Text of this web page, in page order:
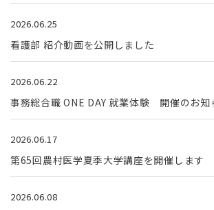
2026.06.25
看護部 紹介動画を公開しました
2026.06.22
事務総合職 ONE DAY 就業体験 開催のお知
2026.06.17
第65回農村医学夏季大学講座を開催します
2026.06.08